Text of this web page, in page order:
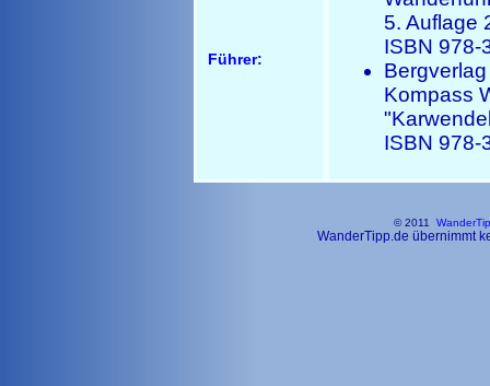
Führer:
5. Auflage
ISBN 978-
Kompass
ISBN 978-
© 2011
WanderTipp.de übernimmt